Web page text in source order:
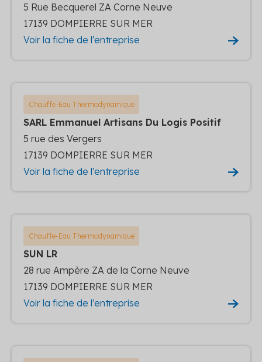
5 Rue Becquerel ZA Corne Neuve
17139 DOMPIERRE SUR MER
Voir la fiche de l'entreprise
Chauffe-Eau Thermodynamique
SARL Emmanuel Artisans Du Logis Positif
5 rue des Vergers
17139 DOMPIERRE SUR MER
Voir la fiche de l'entreprise
Chauffe-Eau Thermodynamique
SUN LR
28 rue Ampère ZA de la Corne Neuve
17139 DOMPIERRE SUR MER
Voir la fiche de l'entreprise